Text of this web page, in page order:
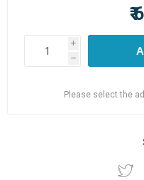
₹
i
h
Please select the